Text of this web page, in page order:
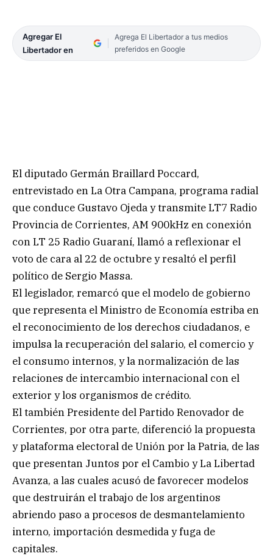
Agregar El
Libertador en
Agrega El Libertador a tus medios
preferidos en Google
El diputado Germán Braillard Poccard,
entrevistado en La Otra Campana, programa radial
que conduce Gustavo Ojeda y transmite LT7 Radio
Provincia de Corrientes, AM 900kHz en conexión
con LT 25 Radio Guaraní, llamó a reflexionar el
voto de cara al 22 de octubre y resaltó el perfil
político de Sergio Massa.
El legislador, remarcó que el modelo de gobierno
que representa el Ministro de Economía estriba en
el reconocimiento de los derechos ciudadanos, e
impulsa la recuperación del salario, el comercio y
el consumo internos, y la normalización de las
relaciones de intercambio internacional con el
exterior y los organismos de crédito.
El también Presidente del Partido Renovador de
Corrientes, por otra parte, diferenció la propuesta
y plataforma electoral de Unión por la Patria, de las
que presentan Juntos por el Cambio y La Libertad
Avanza, a las cuales acusó de favorecer modelos
que destruirán el trabajo de los argentinos
abriendo paso a procesos de desmantelamiento
interno, importación desmedida y fuga de
capitales.